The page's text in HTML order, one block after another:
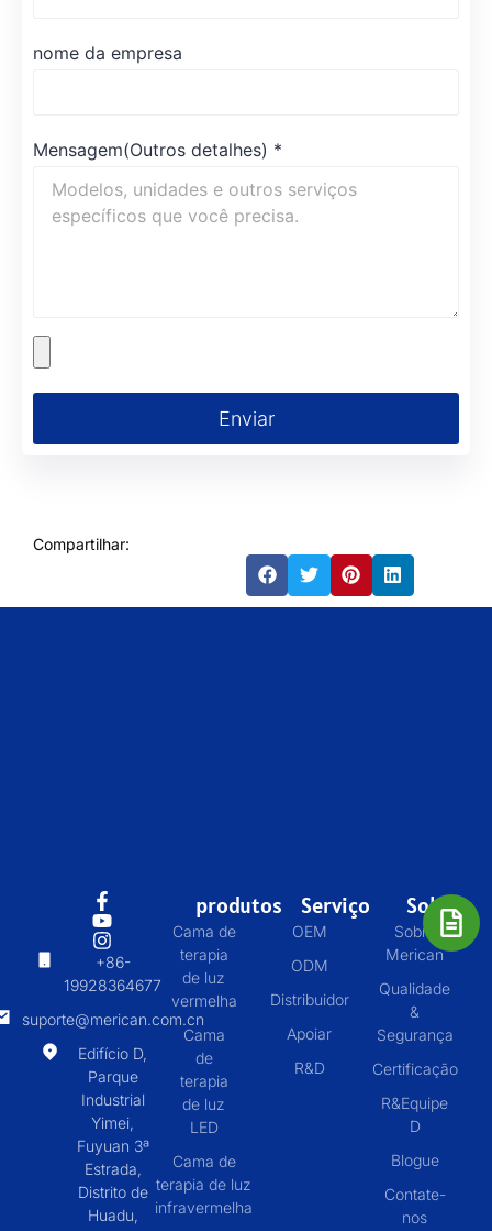
nome da empresa
Mensagem(Outros detalhes) *
Enviar
Compartilhar:
+86-
19928364677
suporte@merican.com.cn
Edifício D,
Parque
Industrial
Yimei,
Fuyuan 3ª
Estrada,
Distrito de
Huadu,
produtos
Cama de
terapia
de luz
vermelha
Cama
de
terapia
de luz
LED
Cama de
terapia de luz
infravermelha
Serviço
OEM
ODM
Distribuidor
Apoiar
R&D
Sobre
Sobre
Merican
Qualidade
&
Segurança
Certificação
R&Equipe
D
Blogue
Contate-
nos